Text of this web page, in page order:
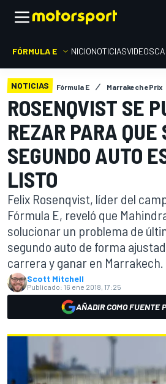
FÓRMULA E INICIONOTICIASVIDEOS
NOTICIAS Fórmula E Marrakech ePrix
ROSENQVIST SE
REZAR PARA QUE
SEGUNDO AUTO
LISTO
Felix Rosenqvist, líder del
Fórmula E, reveló que
solucionar un problema de
segundo auto de forma
carrera y ganar en Marrakech.
Scott Mitchell
Publicado: 16 ene 2018, 17:25
AÑADIR COMO FUENTE